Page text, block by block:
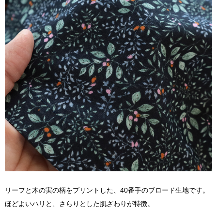
リーフと木の実の柄をプリントした、40番手のブロード生地です。
ほどよいハリと、さらりとした肌ざわりが特徴。